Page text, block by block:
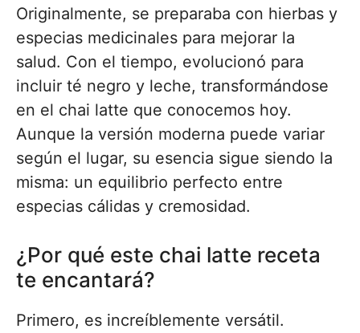
Originalmente, se preparaba con hierbas y
especias medicinales para mejorar la
salud. Con el tiempo, evolucionó para
incluir té negro y leche, transformándose
en el chai latte que conocemos hoy.
Aunque la versión moderna puede variar
según el lugar, su esencia sigue siendo la
misma: un equilibrio perfecto entre
especias cálidas y cremosidad.
¿Por qué este chai latte receta
te encantará?
Primero, es increíblemente versátil.